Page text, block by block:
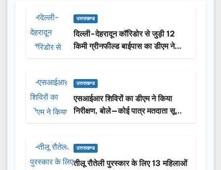
उत्तराखण्ड
दिल्ली-देहरादून कॉरिडोर से जुड़ी 12
किमी ग्रीनफील्ड बाईपास का डीएम ने
किया निरीक्षण…
उत्तराखण्ड
एसआईआर शिविरों का डीएम ने किया
निरीक्षण, बोले—कोई पात्र मतदाता सूची
से न छूटे…
उत्तराखण्ड
तीलू रौतेली पुरस्कार के लिए 13 महिलाओं